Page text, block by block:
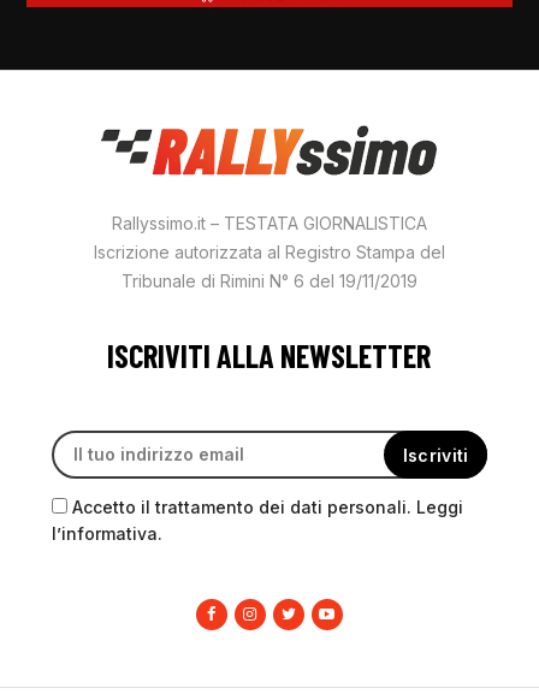
Rallyssimo.it – TESTATA GIORNALISTICA
Iscrizione autorizzata al Registro Stampa del
Tribunale di Rimini N° 6 del 19/11/2019
ISCRIVITI ALLA NEWSLETTER
Accetto il trattamento dei dati personali. Leggi
l’informativa.